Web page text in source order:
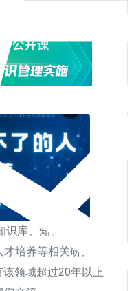
库、知识工作者、
培养等相关研究、
领域超过20年以上